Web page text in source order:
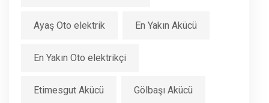
Ayaş Oto elektrik En Yakın Akücü
En Yakın Oto elektrikçi
Etimesgut Akücü Gölbaşı Akücü